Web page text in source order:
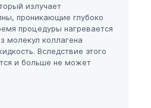
излучает
проникающие глубоко
процедуры нагревается
молекул коллагена
Вследствие этого
и больше не может